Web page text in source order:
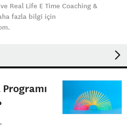
Real Life E Time Coaching &
fazla bilgi için